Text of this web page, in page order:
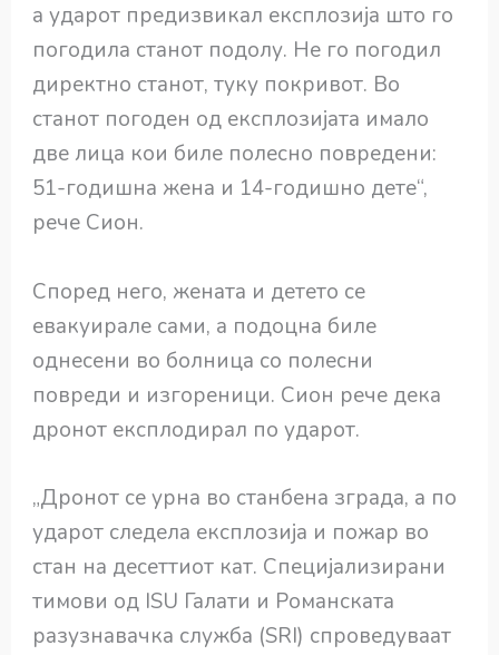
а ударот предизвикал експлозија што го
погодила станот подолу. Не го погодил
директно станот, туку покривот. Во
станот погоден од експлозијата имало
две лица кои биле полесно повредени:
51-годишна жена и 14-годишно дете“,
рече Сион.
Според него, жената и детето се
евакуирале сами, а подоцна биле
однесени во болница со полесни
повреди и изгореници. Сион рече дека
дронот експлодирал по ударот.
„Дронот се урна во станбена зграда, а по
ударот следела експлозија и пожар во
стан на десеттиот кат. Специјализирани
тимови од ISU Галати и Романската
разузнавачка служба (SRI) спроведуваат